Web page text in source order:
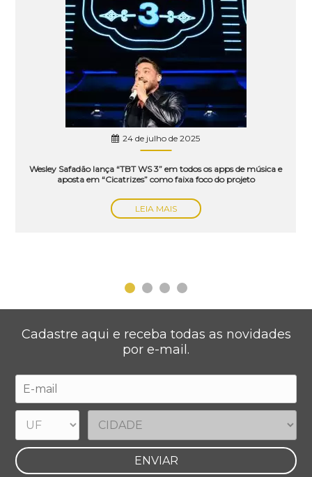
24 de julho de 2025
Wesley Safadão lança “TBT WS 3” em todos os apps de música e
aposta em “Cicatrizes” como faixa foco do projeto
LEIA MAIS
Cadastre aqui e receba todas as novidades
por e-mail.